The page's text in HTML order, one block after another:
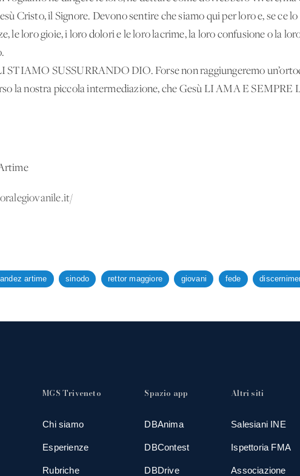
Cristo, il Signore. Devono sentire che siamo qui per loro e, se ce
le loro gioie, i loro dolori e le loro lacrime, la loro confusione o la
STIAMO SUSSURRANDO DIO. Forse non raggiungeremo
la nostra piccola intermediazione, che Gesù LI AMA E
artime sinodo rettor maggiore giovani fede
MGS Triveneto
Chi siamo
Esperienze
Rubriche
Spazio app
DBAnima
DBContest
DBDrive
Altri siti
Salesiani INE
Ispettoria FMA
Associazione